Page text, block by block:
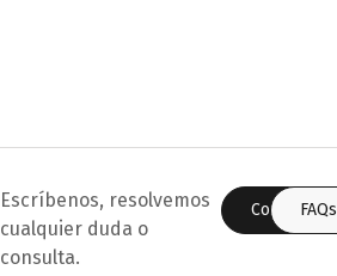
Escríbenos, resolvemos
cualquier duda o
consulta.
Contáctanos
FAQs